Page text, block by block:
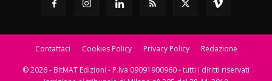
Contattaci Cookies Policy Privacy Policy Redazione
© 2026 - BitMAT Edizioni - P.Iva 09091900960 - tutti i diritti riservati